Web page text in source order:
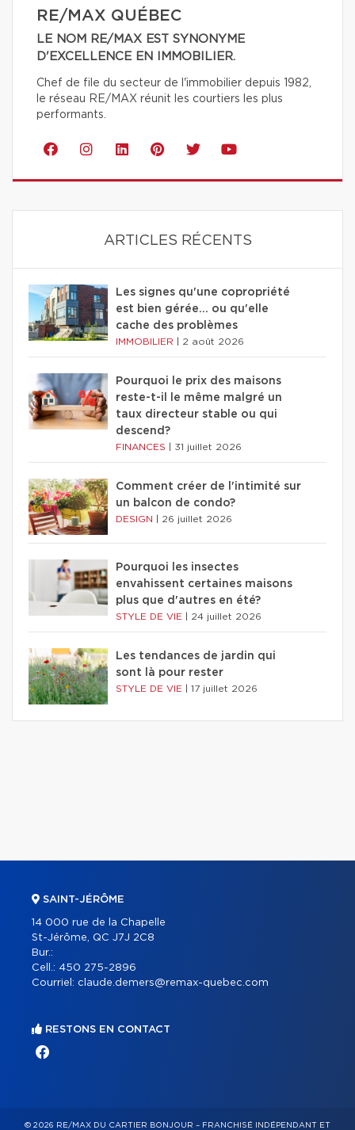
RE/MAX QUÉBEC
LE NOM RE/MAX EST SYNONYME
D'EXCELLENCE EN IMMOBILIER.
Chef de file du secteur de l'immobilier depuis 1982,
le réseau RE/MAX réunit les courtiers les plus
performants.
ARTICLES RÉCENTS
Les signes qu'une copropriété
est bien gérée… ou qu'elle
cache des problèmes
IMMOBILIER 2 août 2026
Pourquoi le prix des maisons
reste-t-il le même malgré un
taux directeur stable ou qui
descend?
FINANCES 31 juillet 2026
Comment créer de l'intimité sur
un balcon de condo?
DESIGN 26 juillet 2026
Pourquoi les insectes
envahissent certaines maisons
plus que d'autres en été?
STYLE DE VIE 24 juillet 2026
Les tendances de jardin qui
sont là pour rester
STYLE DE VIE 17 juillet 2026
SAINT-JÉRÔME
14 000 rue de la Chapelle
St-Jérôme, QC J7J 2C8
Bur.:
Cell.: 450 275-2896
Courriel: claude.demers@remax-quebec.com
RESTONS EN CONTACT
© 2026 RE/MAX DU CARTIER BONJOUR – FRANCHISÉ INDÉPENDANT ET